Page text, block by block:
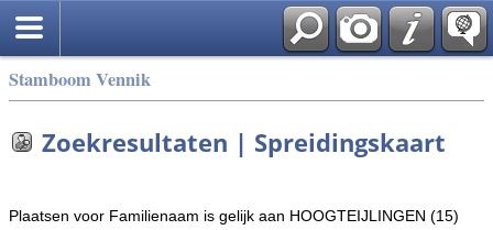
Stamboom Vennik
Zoekresultaten | Spreidingskaart
Plaatsen voor Familienaam is gelijk aan HOOGTEIJLINGEN (15)